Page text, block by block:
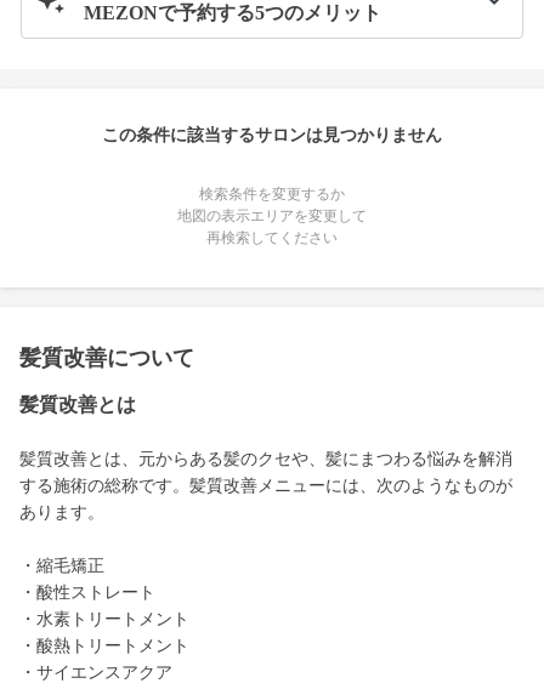
MEZONで予約する5つのメリット
この条件に該当するサロンは見つかりません
検索条件を変更するか
地図の表示エリアを変更して
再検索してください
髪質改善について
髪質改善とは
髪質改善とは、元からある髪のクセや、髪にまつわる悩みを解消
する施術の総称です。髪質改善メニューには、次のようなものが
あります。
・縮毛矯正
・酸性ストレート
・水素トリートメント
・酸熱トリートメント
・サイエンスアクア